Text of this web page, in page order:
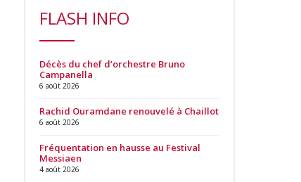
FLASH INFO
Décès du chef d’orchestre Bruno
Campanella
6 août 2026
Rachid Ouramdane renouvelé à Chaillot
6 août 2026
Fréquentation en hausse au Festival
Messiaen
4 août 2026